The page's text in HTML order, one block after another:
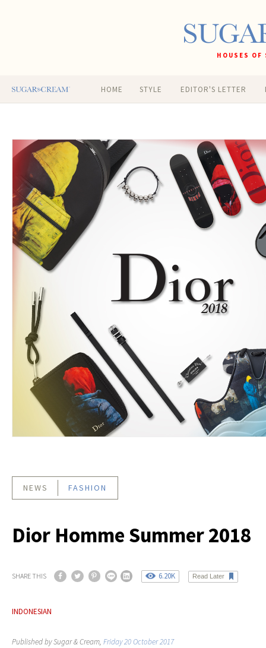
HOUSES
HOME STYLE EDITOR'S LETTER
NEWS FASHION
Dior Homme Summer 2018
SHARE THIS 6.20K Read Later
INDONESIAN
Published by Sugar & Cream, Friday 20 October 2017